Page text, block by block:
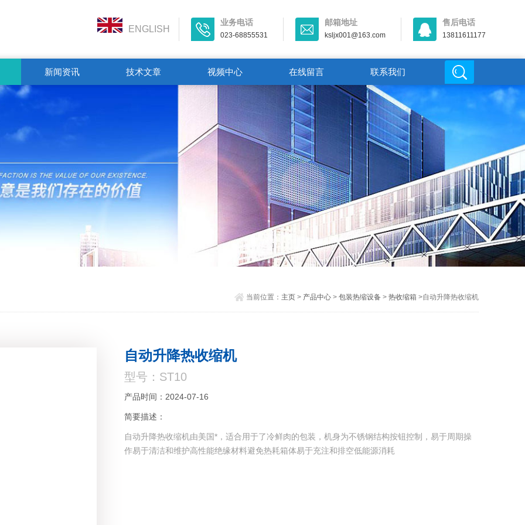
业务电话
023-68855531
邮箱地址
ksljx001@163.com
售后电话
13811611177
ENGLISH
新闻资讯 技术文章 视频中心 在线留言 联系我们
当前位置： 主页> 产品中心> 包装热缩设备> 热收缩箱 >自动升降热收缩机
自动升降热收缩机
型号：ST10
产品时间：2024-07-16
简要描述：
自动升降热收缩机由美国*，适合用于了冷鲜肉的包装，机身为不锈钢结构按钮控制，易于周期操
作易于清洁和维护高性能绝缘材料避免热耗箱体易于充注和排空低能源消耗